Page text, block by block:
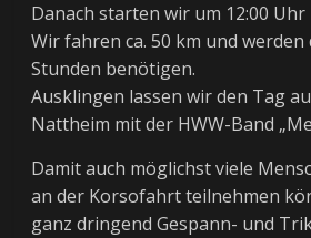
Danach starten wir um 12:00 Uhr
Wir fahren ca. 50 km und
Stunden benötigen.
Ausklingen lassen wir den Tag
Nattheim mit der HWW-Band
Damit auch möglichst viele
an der Korsofahrt teilnehmen
ganz dringend Gespann- und